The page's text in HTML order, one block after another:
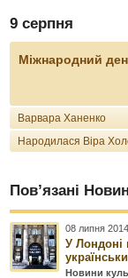
9 серпня
Міжнародний
Варвара Ханенко
Народилася Віра
Пов’язані
08 липня
У Лондоні
Новини